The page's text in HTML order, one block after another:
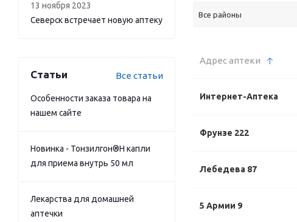
Все районы
Адрес аптеки
Интернет-Аптека
Фрунзе 222
Лебедева 87
5 Армии 9
13 ноября 2023
Северск встречает новую аптеку
Статьи Все статьи
Особенности заказа товара на
нашем сайте
Новинка - Тонзилгон®Н капли
для приема внутрь 50 мл
Лекарства для домашней
аптечки